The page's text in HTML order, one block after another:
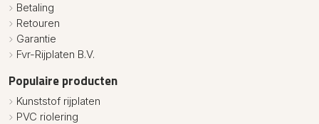
Betaling
Retouren
Garantie
Fvr-Rijplaten B.V.
Populaire producten
Kunststof rijplaten
PVC riolering